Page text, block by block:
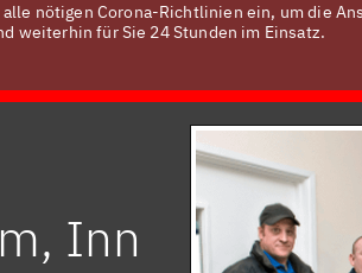
nötigen Corona-Richtlinien ein, um die
weiterhin für Sie 24 Stunden im Einsatz.
Inn